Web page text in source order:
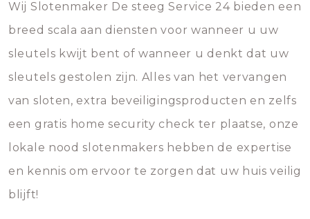
Wij Slotenmaker De steeg Service 24 bieden een
breed scala aan diensten voor wanneer u uw
sleutels kwijt bent of wanneer u denkt dat uw
sleutels gestolen zijn. Alles van het vervangen
van sloten, extra beveiligingsproducten en zelfs
een gratis home security check ter plaatse, onze
lokale nood slotenmakers hebben de expertise
en kennis om ervoor te zorgen dat uw huis veilig
blijft!